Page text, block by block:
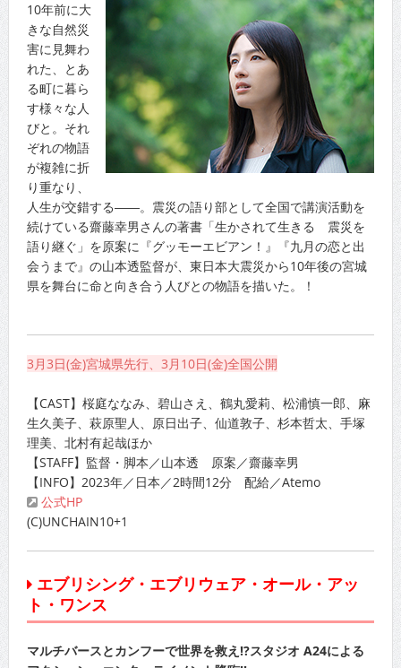
10年前に大
きな自然災
害に見舞わ
れた、とあ
る町に暮ら
す様々な人
びと。それ
ぞれの物語
が複雑に折
り重なり、
人生が交錯する――。震災の語り部として全国で講演活動を
続けている齋藤幸男さんの著書「生かされて生きる 震災を
語り継ぐ」を原案に『グッモーエビアン！』『九月の恋と出
会うまで』の山本透監督が、東日本大震災から10年後の宮城
県を舞台に命と向き合う人びとの物語を描いた。！
3月3日(金)宮城県先行、3月10日(金)全国公開
【CAST】桜庭ななみ、碧山さえ、鶴丸愛莉、松浦慎一郎、麻
生久美子、萩原聖人、原日出子、仙道敦子、杉本哲太、手塚
理美、北村有起哉ほか
【STAFF】監督・脚本／山本透 原案／齋藤幸男
【INFO】2023年／日本／2時間12分 配給／Atemo
公式HP
(C)UNCHAIN10+1
エブリシング・エブリウェア・オール・アッ
ト・ワンス
マルチバースとカンフーで世界を救え!?スタジオ A24による